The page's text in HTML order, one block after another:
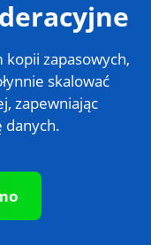
zapasowych,
skalować
zapewniając
danych.